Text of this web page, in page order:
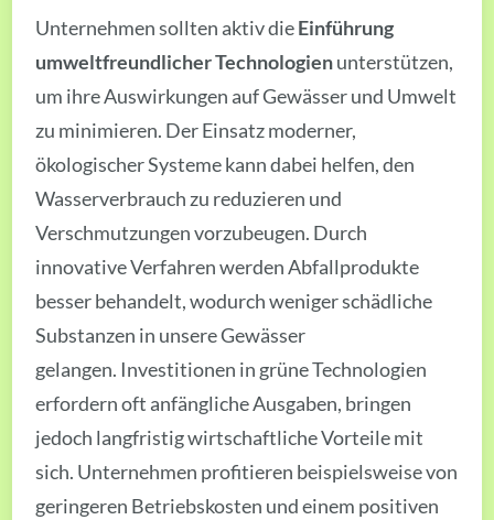
Unternehmen sollten aktiv dieEinführung
umweltfreundlicher Technologienunterstützen,
um ihre Auswirkungen auf Gewässer und Umwelt
zu minimieren. Der Einsatz moderner,
ökologischer Systeme kann dabei helfen, den
Wasserverbrauch zu reduzieren und
Verschmutzungen vorzubeugen. Durch
innovative Verfahren werden Abfallprodukte
besser behandelt, wodurch weniger schädliche
Substanzen in unsere Gewässer
gelangen. Investitionen in grüne Technologien
erfordern oft anfängliche Ausgaben, bringen
jedoch langfristig wirtschaftliche Vorteile mit
sich. Unternehmen profitieren beispielsweise von
geringeren Betriebskosten und einem positiven